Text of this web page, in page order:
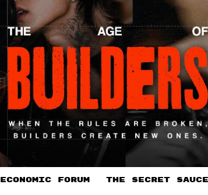
ECONOMIC FORUM THE SECRET SAUCE​